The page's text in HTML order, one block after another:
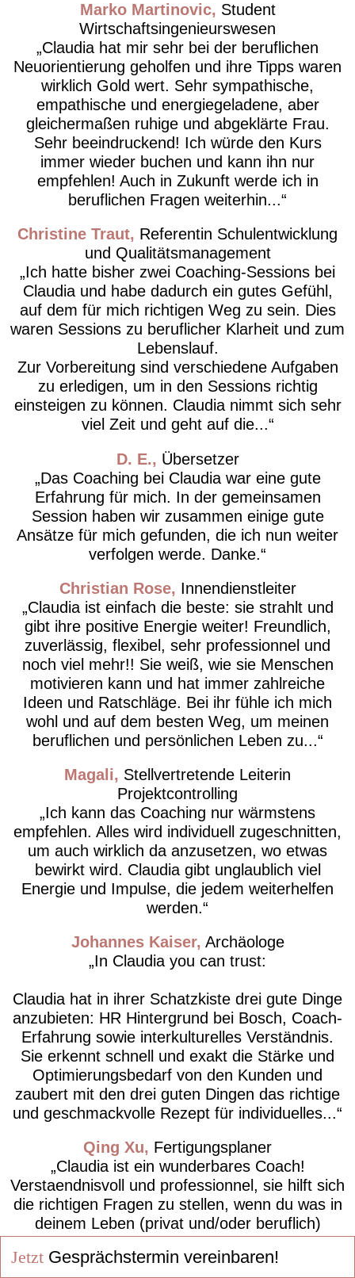
Marko Martinovic
Student
Wirtschaftsingenieurswesen
Claudia hat mir sehr bei der beruflichen
Neuorientierung geholfen und ihre Tipps waren
wirklich Gold wert. Sehr sympathische,
empathische und energiegeladene, aber
gleichermaßen ruhige und abgeklärte Frau.
Sehr beeindruckend! Ich würde den Kurs
immer wieder buchen und kann ihn nur
empfehlen! Auch in Zukunft werde ich in
beruflichen Fragen weiterhin...
Christine Traut Referentin Schulentwicklung
und Qualitätsmanagement
Ich hatte bisher zwei Coaching-Sessions bei
Claudia und habe dadurch ein gutes Gefühl,
auf dem für mich richtigen Weg zu sein. Dies
waren Sessions zu beruflicher Klarheit und zum
Lebenslauf.
Zur Vorbereitung sind verschiedene Aufgaben
zu erledigen, um in den Sessions richtig
einsteigen zu können. Claudia nimmt sich sehr
viel Zeit und geht auf die...
D. E.
Übersetzer
Das Coaching bei Claudia war eine gute
Erfahrung für mich. In der gemeinsamen
Session haben wir zusammen einige gute
Ansätze für mich gefunden, die ich nun weiter
verfolgen werde. Danke.
Christian Rose
Innendienstleiter
Claudia ist einfach die beste: sie strahlt und
gibt ihre positive Energie weiter! Freundlich,
zuverlässig, flexibel, sehr professionnel und
noch viel mehr!! Sie weiß, wie sie Menschen
motivieren kann und hat immer zahlreiche
Ideen und Ratschläge. Bei ihr fühle ich mich
wohl und auf dem besten Weg, um meinen
beruflichen und persönlichen Leben zu...
Magali
Stellvertretende Leiterin
Projektcontrolling
Ich kann das Coaching nur wärmstens
empfehlen. Alles wird individuell zugeschnitten,
um auch wirklich da anzusetzen, wo etwas
bewirkt wird. Claudia gibt unglaublich viel
Energie und Impulse, die jedem weiterhelfen
werden.
Johannes Kaiser Archäologe
In Claudia you can trust:
Claudia hat in ihrer Schatzkiste drei gute Dinge
anzubieten: HR Hintergrund bei Bosch, Coach-
Erfahrung sowie interkulturelles Verständnis.
Sie erkennt schnell und exakt die Stärke und
Optimierungsbedarf von den Kunden und
zaubert mit den drei guten Dingen das richtige
und geschmackvolle Rezept für individuelles...
Qing Xu
Fertigungsplaner
Claudia ist ein wunderbares Coach!
Verstaendnisvoll und professionnel, sie hilft sich
die richtigen Fragen zu stellen, wenn du was in
deinem Leben (privat und/oder beruflich)
veraendern willst.
JetztGesprächstermin vereinbaren!